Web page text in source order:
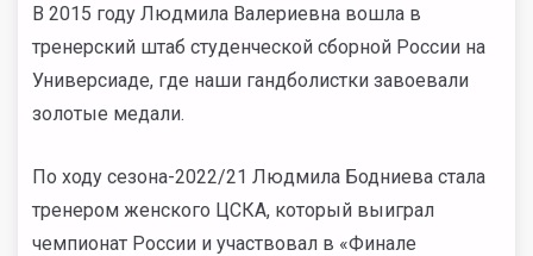
В 2015 году Людмила Валериевна вошла в
тренерский штаб студенческой сборной России на
Универсиаде, где наши гандболистки завоевали
золотые медали.
По ходу сезона-2022/21 Людмила Бодниева стала
тренером женского ЦСКА, который выиграл
чемпионат России и участвовал в «Финале